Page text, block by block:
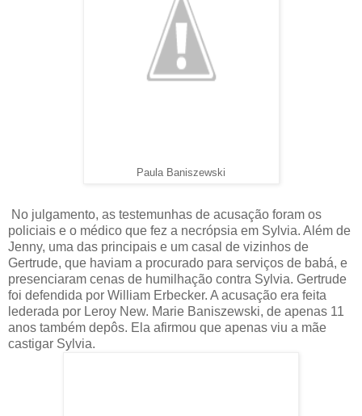
Paula Baniszewski
No julgamento, as testemunhas de acusação foram os
policiais e o médico que fez a necrópsia em Sylvia. Além de
Jenny, uma das principais e um casal de vizinhos de
Gertrude, que haviam a procurado para serviços de babá, e
presenciaram cenas de humilhação contra Sylvia. Gertrude
foi defendida por William Erbecker. A acusação era feita
lederada por Leroy New. Marie Baniszewski, de apenas 11
anos também depôs. Ela afirmou que apenas viu a mãe
castigar Sylvia.